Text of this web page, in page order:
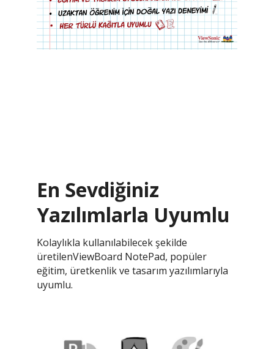
En Sevdiğiniz
Yazılımlarla Uyumlu
Kolaylıkla kullanılabilecek şekilde
üretilenViewBoard NotePad, popüler
eğitim, üretkenlik ve tasarım yazılımlarıyla
uyumlu.